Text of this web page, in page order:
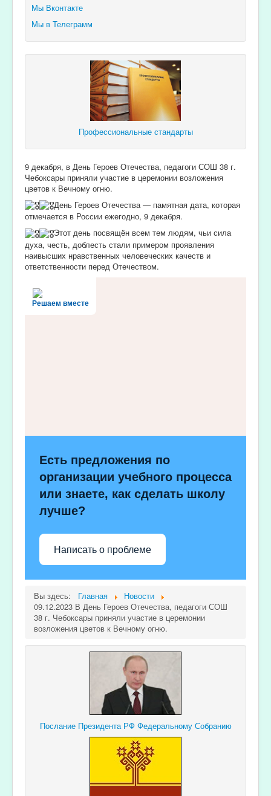
Мы Вконтакте
Мы в Телеграмм
Профессиональные стандарты
9 декабря, в День Героев Отечества, педагоги СОШ 38 г.
Чебоксары приняли участие в церемонии возложения
цветов к Вечному огню.
День Героев Отечества — памятная дата, которая
отмечается в России ежегодно, 9 декабря.
Этот день посвящён всем тем людям, чьи сила
духа, честь, доблесть стали примером проявления
наивысших нравственных человеческих качеств и
ответственности перед Отечеством.
Решаем вместе
Есть предложения по
организации учебного процесса
или знаете, как сделать школу
лучше?
Написать о проблеме
Вы здесь: Главная
Новости
09.12.2023 В День Героев Отечества, педагоги СОШ
38 г. Чебоксары приняли участие в церемонии
возложения цветов к Вечному огню.
Послание Президента РФ Федеральному Собранию